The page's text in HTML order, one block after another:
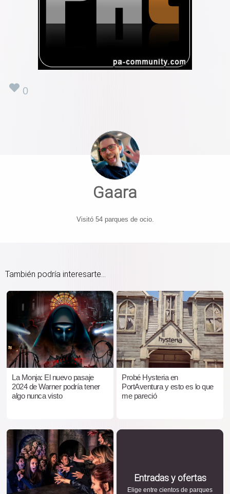
0
Gaara
Visitó 54 parques de ocio.
También podría interesarte...
La Monja: El nuevo pasaje
2024 de Warner podría tener
algo nunca visto
Probé Hysteria en
PortAventura y esto es lo que
me pareció
Entradas y ofertas
Elige entre cientos de parques